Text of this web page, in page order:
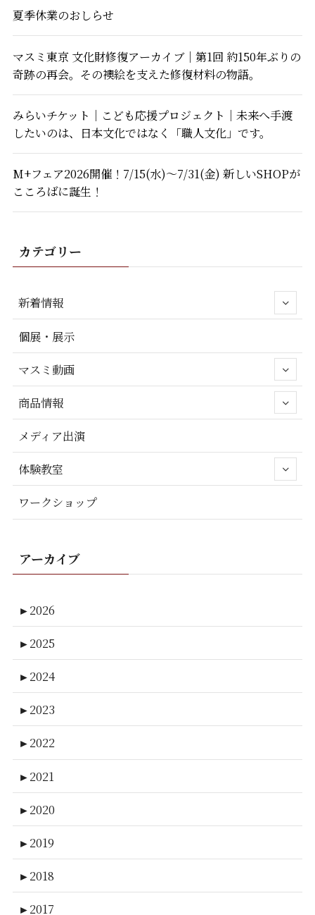
夏季休業のおしらせ
マスミ東京 文化財修復アーカイブ｜第1回 約150年ぶりの
奇跡の再会。その襖絵を支えた修復材料の物語。
みらいチケット｜こども応援プロジェクト｜未来へ手渡
したいのは、日本文化ではなく「職人文化」です。
M+フェア2026開催！7/15(水)～7/31(金) 新しいSHOPが
こころばに誕生！
カテゴリー
新着情報
個展・展示
マスミ動画
商品情報
メディア出演
体験教室
ワークショップ
アーカイブ
►2026
►2025
►2024
►2023
►2022
►2021
►2020
►2019
►2018
►2017